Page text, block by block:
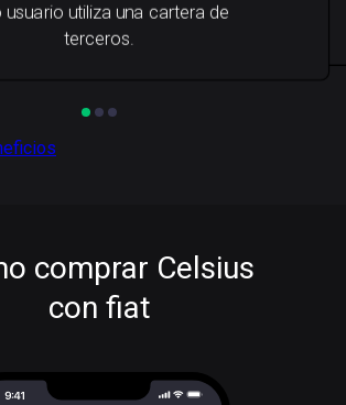
usuario utiliza una cartera de
terceros.
comprar Celsius
con fiat